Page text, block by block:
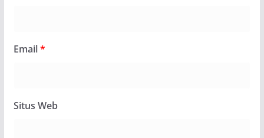
Email*
Situs Web